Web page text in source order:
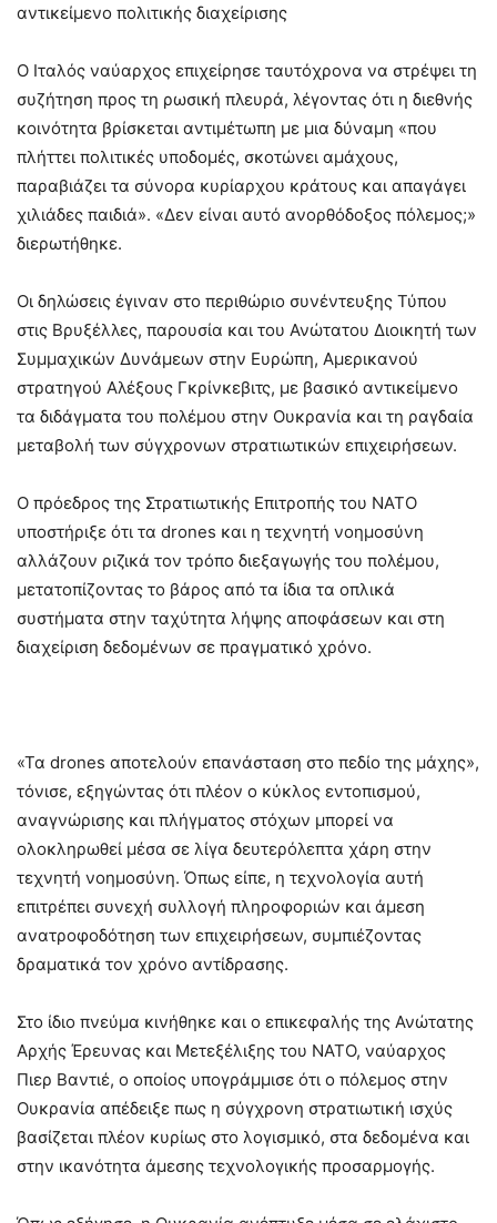
αντικείμενο πολιτικής διαχείρισης
Ο Ιταλός ναύαρχος επιχείρησε ταυτόχρονα να στρέψει τη
συζήτηση προς τη ρωσική πλευρά, λέγοντας ότι η διεθνής
κοινότητα βρίσκεται αντιμέτωπη με μια δύναμη «που
πλήττει πολιτικές υποδομές, σκοτώνει αμάχους,
παραβιάζει τα σύνορα κυρίαρχου κράτους και απαγάγει
χιλιάδες παιδιά». «Δεν είναι αυτό ανορθόδοξος πόλεμος;»
διερωτήθηκε.
Οι δηλώσεις έγιναν στο περιθώριο συνέντευξης Τύπου
στις Βρυξέλλες, παρουσία και του Ανώτατου Διοικητή των
Συμμαχικών Δυνάμεων στην Ευρώπη, Αμερικανού
στρατηγού Αλέξους Γκρίνκεβιτς, με βασικό αντικείμενο
τα διδάγματα του πολέμου στην Ουκρανία και τη ραγδαία
μεταβολή των σύγχρονων στρατιωτικών επιχειρήσεων.
Ο πρόεδρος της Στρατιωτικής Επιτροπής του ΝΑΤΟ
υποστήριξε ότι τα drones και η τεχνητή νοημοσύνη
αλλάζουν ριζικά τον τρόπο διεξαγωγής του πολέμου,
μετατοπίζοντας το βάρος από τα ίδια τα οπλικά
συστήματα στην ταχύτητα λήψης αποφάσεων και στη
διαχείριση δεδομένων σε πραγματικό χρόνο.
«Τα drones αποτελούν επανάσταση στο πεδίο της μάχης»,
τόνισε, εξηγώντας ότι πλέον ο κύκλος εντοπισμού,
αναγνώρισης και πλήγματος στόχων μπορεί να
ολοκληρωθεί μέσα σε λίγα δευτερόλεπτα χάρη στην
τεχνητή νοημοσύνη. Όπως είπε, η τεχνολογία αυτή
επιτρέπει συνεχή συλλογή πληροφοριών και άμεση
ανατροφοδότηση των επιχειρήσεων, συμπιέζοντας
δραματικά τον χρόνο αντίδρασης.
Στο ίδιο πνεύμα κινήθηκε και ο επικεφαλής της Ανώτατης
Αρχής Έρευνας και Μετεξέλιξης του ΝΑΤΟ, ναύαρχος
Πιερ Βαντιέ, ο οποίος υπογράμμισε ότι ο πόλεμος στην
Ουκρανία απέδειξε πως η σύγχρονη στρατιωτική ισχύς
βασίζεται πλέον κυρίως στο λογισμικό, στα δεδομένα και
στην ικανότητα άμεσης τεχνολογικής προσαρμογής.